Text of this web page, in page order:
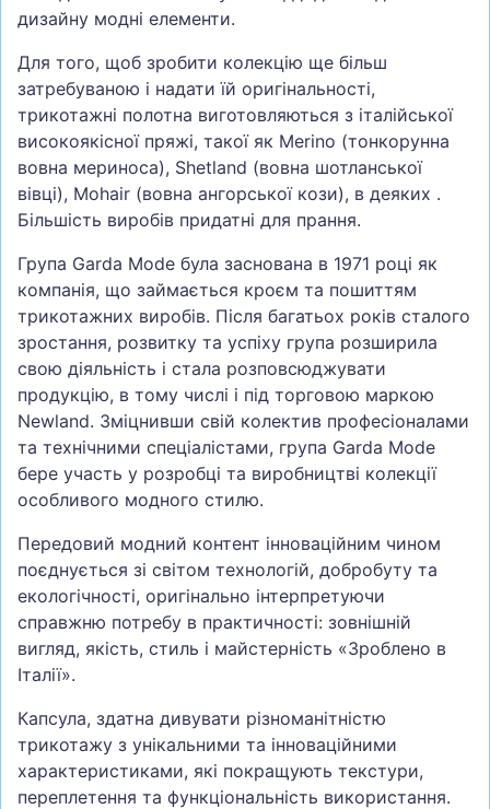
дизайну модні елементи.
Для того, щоб зробити колекцію ще більш
затребуваною і надати їй оригінальності,
трикотажні полотна виготовляються з італійської
високоякісної пряжі, такої як Merino (тонкорунна
вовна мериноса), Shetland (вовна шотланської
вівці), Mohair (вовна ангорської кози), в деяких .
Більшість виробів придатні для прання.
Група Garda Mode була заснована в 1971 році як
компанія, що займається кроєм та пошиттям
трикотажних виробів. Після багатьох років сталого
зростання, розвитку та успіху група розширила
свою діяльність і стала розповсюджувати
продукцію, в тому числі і під торговою маркою
Newland. Зміцнивши свій колектив професіоналами
та технічними спеціалістами, група Garda Mode
бере участь у розробці та виробництві колекції
особливого модного стилю.
Передовий модний контент інноваційним чином
поєднується зі світом технологій, добробуту та
екологічності, оригінально інтерпретуючи
справжню потребу в практичності: зовнішній
вигляд, якість, стиль і майстерність «Зроблено в
Італії».
Капсула, здатна дивувати різноманітністю
трикотажу з унікальними та інноваційними
характеристиками, які покращують текстури,
переплетення та функціональність використання.